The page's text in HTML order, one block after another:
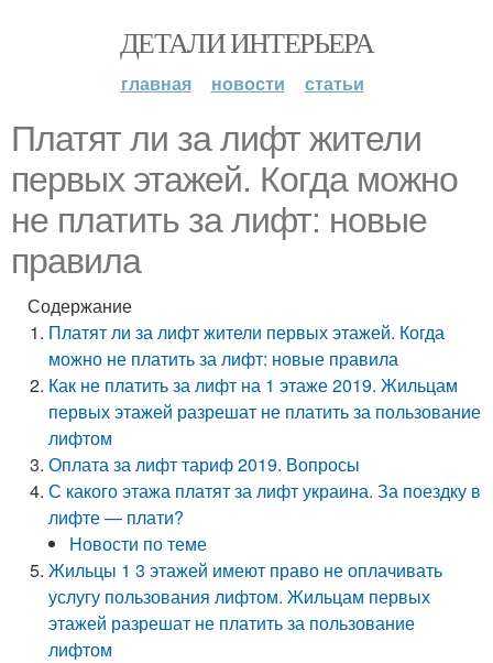
ДЕТАЛИ ИНТЕРЬЕРА
главная новости статьи
Платят ли за лифт жители
первых этажей. Когда можно
не платить за лифт: новые
правила
Содержание
Платят ли за лифт жители первых этажей. Когда
можно не платить за лифт: новые правила
Как не платить за лифт на 1 этаже 2019. Жильцам
первых этажей разрешат не платить за пользование
лифтом
Оплата за лифт тариф 2019. Вопросы
С какого этажа платят за лифт украина. За поездку в
лифте — плати?
Новости по теме
Жильцы 1 3 этажей имеют право не оплачивать
услугу пользования лифтом. Жильцам первых
этажей разрешат не платить за пользование
лифтом